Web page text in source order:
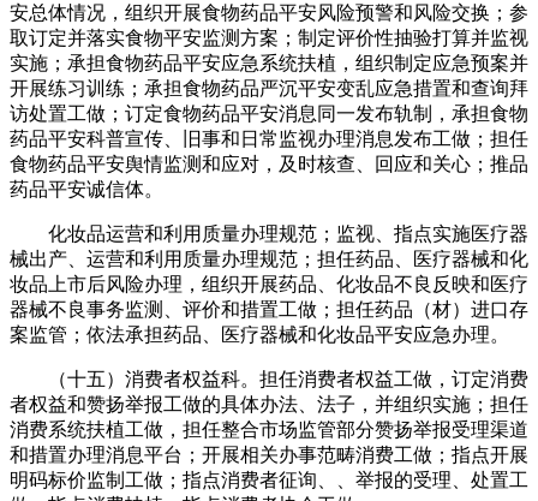
安总体情况，组织开展食物药品平安风险预警和风险交换；参
取订定并落实食物平安监测方案；制定评价性抽验打算并监视
实施；承担食物药品平安应急系统扶植，组织制定应急预案并
开展练习训练；承担食物药品严沉平安变乱应急措置和查询拜
访处置工做；订定食物药品平安消息同一发布轨制，承担食物
药品平安科普宣传、旧事和日常监视办理消息发布工做；担任
食物药品平安舆情监测和应对，及时核查、回应和关心；推品
药品平安诚信体。
化妆品运营和利用质量办理规范；监视、指点实施医疗器
械出产、运营和利用质量办理规范；担任药品、医疗器械和化
妆品上市后风险办理，组织开展药品、化妆品不良反映和医疗
器械不良事务监测、评价和措置工做；担任药品（材）进口存
案监管；依法承担药品、医疗器械和化妆品平安应急办理。
（十五）消费者权益科。担任消费者权益工做，订定消费
者权益和赞扬举报工做的具体办法、法子，并组织实施；担任
消费系统扶植工做，担任整合市场监管部分赞扬举报受理渠道
和措置办理消息平台；开展相关办事范畴消费工做；指点开展
明码标价监制工做；指点消费者征询、、举报的受理、处置工